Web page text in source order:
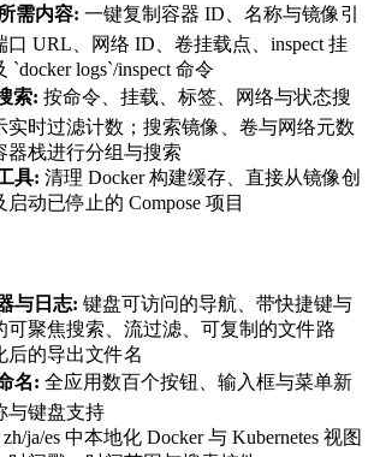
需内容: 一键复制容器 ID、名称与镜像引
口 URL、网络 ID、卷挂载点、inspect 挂
`docker logs`/inspect 命令
索: 按命令、挂载、标签、网络与状态搜
实时过滤计数；搜索镜像、卷与网络元数
器栈进行分组与搜索
具: 清理 Docker 构建缓存、直接从镜像创
动已停止的 Compose 项目
与日志: 键盘可访问的导航、带快捷键与
可聚焦搜索、流过滤、可复制的文件路
后的导出文件名
名: 全应用数百个按钮、输入框与菜单新
与键盘支持
ja/es 中本地化 Docker 与 Kubernetes 视图